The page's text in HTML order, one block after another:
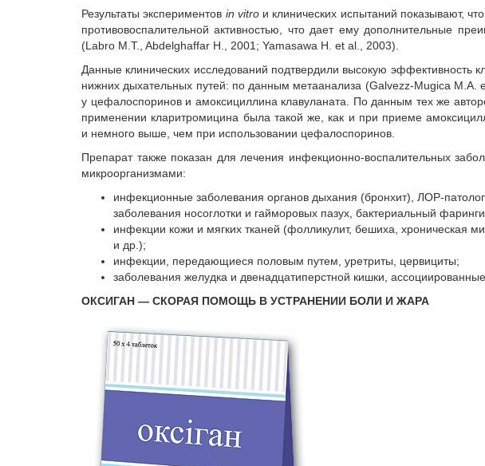
Результаты экспериментов in vitroи клинических испытаний показывают,
противовоспалительной активностью, что дает ему дополнительные
(Labro M.T., Abdelghaffar H., 2001; Yamasawa H. et al., 2003).
Данные клинических исследований подтвердили высокую эффективность
нижних дыхательных путей: по данным метаанализа (Galvezz-Mugica
у цефалоспоринов и амоксициллина клавуланата. По данным тех же
применении кларитромицина была такой же, как и при приеме
и немного выше, чем при использовании цефалоспоринов.
Препарат также показан для лечения инфекционно-воспалительных
микроорганизмами:
инфекционные заболевания органов дыхания (бронхит), ЛОР-
заболевания носоглотки и гайморовых пазух, бактериальный
инфекции кожи и мягких тканей (фолликулит, бешиха, хроническая
и др.);
инфекции, передающиеся половым путем, уретриты, цервициты;
заболевания желудка и двенадцатиперстной кишки,
ОКСИГАН — СКОРАЯ ПОМОЩЬ В УСТРАНЕНИИ БОЛИ И ЖАРА